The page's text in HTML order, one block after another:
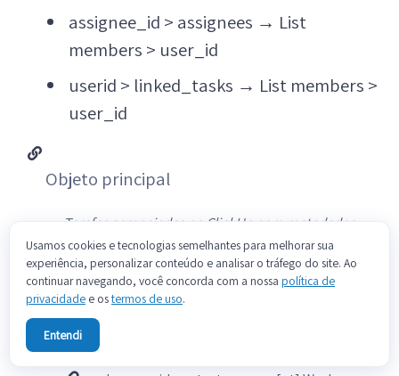
assignee_id > assignees → List
members > user_id
userid > linked_tasks → List members >
user_id
Objeto principal
Tarefas gerenciadas no ClickUp com metadados
principais.
Campo Tipo
task_id
Usamos cookies e tecnologias semelhantes para melhorar sua
experiência, personalizar conteúdo e analisar o tráfego do site. Ao
continuar navegando, você concorda com a nossa política de
privacidade e ostermos de uso.
Entendi